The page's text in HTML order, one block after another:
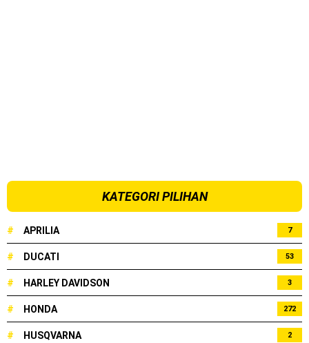
KATEGORI PILIHAN
# APRILIA 7
# DUCATI 53
# HARLEY DAVIDSON 3
# HONDA 272
# HUSQVARNA 2